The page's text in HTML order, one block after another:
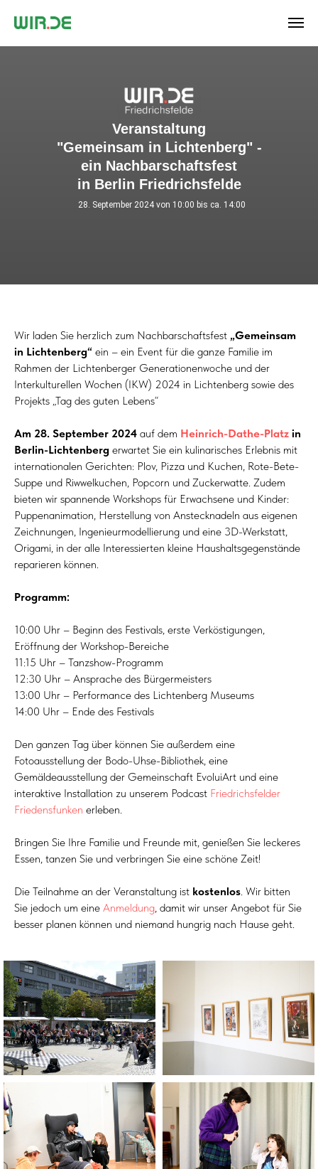
Veranstaltung
"Gemeinsam in Lichtenberg" -
ein Nachbarschaftsfest
in Berlin Friedrichsfelde
28. September 2024 von 10:00 bis ca. 14:00
Wir laden Sie herzlich zum Nachbarschaftsfest „Gemeinsam
in Lichtenberg“ ein – ein Event für die ganze Familie im
Rahmen der Lichtenberger Generationenwoche und der
Interkulturellen Wochen (IKW) 2024 in Lichtenberg sowie des
Projekts „Tag des guten Lebens“
Am 28. September 2024 auf dem Heinrich-Dathe-Platz in
Berlin-Lichtenberg erwartet Sie ein kulinarisches Erlebnis mit
internationalen Gerichten: Plov, Pizza und Kuchen, Rote-Bete-
Suppe und Riwwelkuchen, Popcorn und Zuckerwatte. Zudem
bieten wir spannende Workshops für Erwachsene und Kinder:
Puppenanimation, Herstellung von Anstecknadeln aus eigenen
Zeichnungen, Ingenieurmodellierung und eine 3D-Werkstatt,
Origami, in der alle Interessierten kleine Haushaltsgegenstände
reparieren können.
Programm:
10:00 Uhr – Beginn des Festivals, erste Verköstigungen,
Eröffnung der Workshop-Bereiche
11:15 Uhr – Tanzshow-Programm
12:30 Uhr – Ansprache des Bürgermeisters
13:00 Uhr – Performance des Lichtenberg Museums
14:00 Uhr – Ende des Festivals
Den ganzen Tag über können Sie außerdem eine
Fotoausstellung der Bodo-Uhse-Bibliothek, eine
Gemäldeausstellung der Gemeinschaft EvoluiArt und eine
interaktive Installation zu unserem Podcast Friedrichsfelder
Friedensfunken erleben.
Bringen Sie Ihre Familie und Freunde mit, genießen Sie leckeres
Essen, tanzen Sie und verbringen Sie eine schöne Zeit!
Die Teilnahme an der Veranstaltung ist kostenlos. Wir bitten
Sie jedoch um eine Anmeldung, damit wir unser Angebot für Sie
besser planen können und niemand hungrig nach Hause geht.